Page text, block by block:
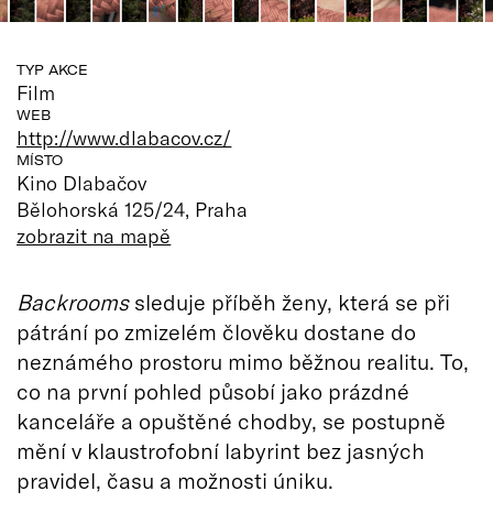
TYP AKCE
Film
WEB
http://www.dlabacov.cz/
MÍSTO
Kino Dlabačov
Bělohorská 125/24, Praha
zobrazit na mapě
Backroomssleduje příběh ženy, která se při
pátrání po zmizelém člověku dostane do
neznámého prostoru mimo běžnou realitu. To,
co na první pohled působí jako prázdné
kanceláře a opuštěné chodby, se postupně
mění v klaustrofobní labyrint bez jasných
pravidel, času a možnosti úniku.